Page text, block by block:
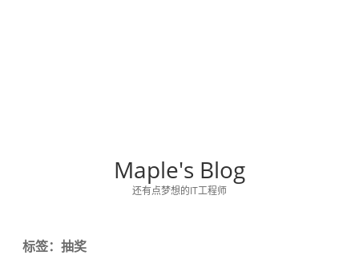
Maple's Blog
还有点梦想的IT工程师
标签：抽奖